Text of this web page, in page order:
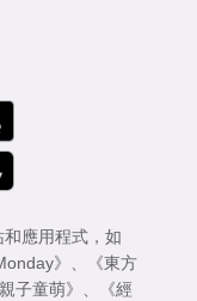
應用程式，如
》
《東方
子童萌》
《經